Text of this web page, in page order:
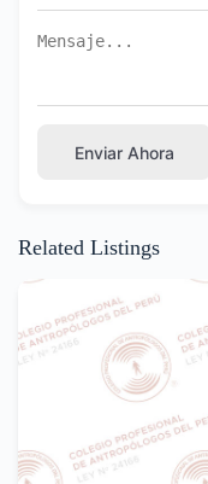
Enviar Ahora
Related Listings